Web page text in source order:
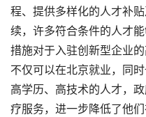
程、提供多样化的人才补
续，许多符合条件的人才
措施对于入驻创新型企业
不仅可以在北京就业，同
高学历、高技术的人才，
疗服务，进一步降低了他